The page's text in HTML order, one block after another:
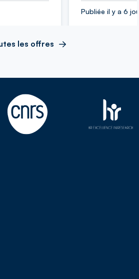
Publiée il y a 6
les offres